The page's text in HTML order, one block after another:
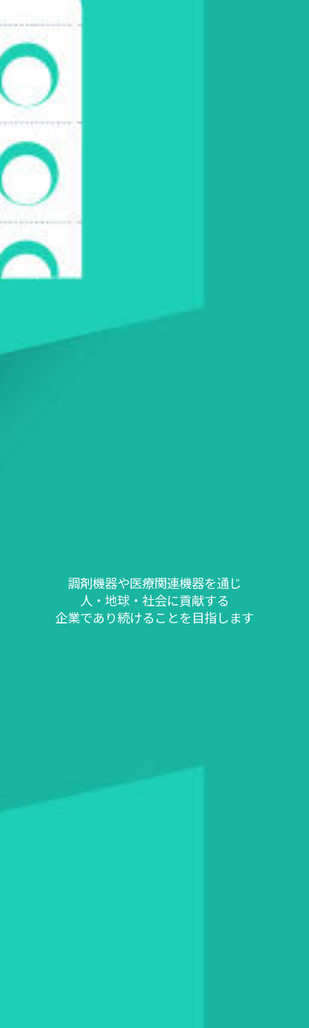
調剤機器や医療関連機器を通じ
人・地球・社会に貢献する
企業であり続けることを目指します